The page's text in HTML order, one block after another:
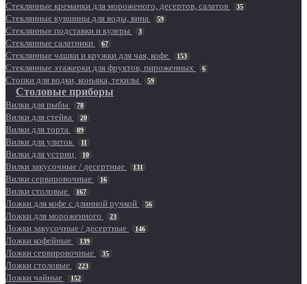
Стеклянные креманки для мороженого, десертов, салатов 35
Стеклянные кувшины для воды, вина 59
Стеклянные подставки и кулеры 3
Стеклянные салатники 67
Стеклянные чашки и кружки для чая, кофе 153
Стеклянные этажерки для фруктов, пироженных 6
Стопки для водки, коньяка, текилы 59
Столовые приборы
Вилки для рыбы 78
Вилки для стейка 20
Вилки для торта 89
Вилки для улиток 11
Вилки для устриц 10
Вилки закусочные / десертные 131
Вилки сервировочные 16
Вилки столовые 167
Ложки для кофе с длинной ручкой 56
Ложки для мороженного 23
Ложки закусочные / десертные 146
Ложки кофейные 139
Ложки сервировочные 35
Ложки столовые 223
Ложки чайные 152